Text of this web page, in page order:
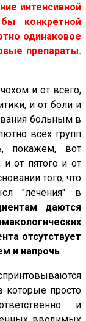
интенсивной
конкретной
одинаковое
препараты.
и от всего,
и от боли и
больным в
всех групп
покажем, вот
от пятого и от
того, что
"лечения" в
даются
отсутствует
и напрочь.
которые просто
и